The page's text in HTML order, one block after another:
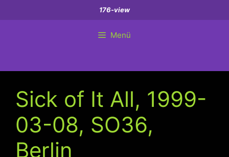
Inhalt
176-view
Menü
Sick of It All, 1999-
03-08, SO36,
Berlin